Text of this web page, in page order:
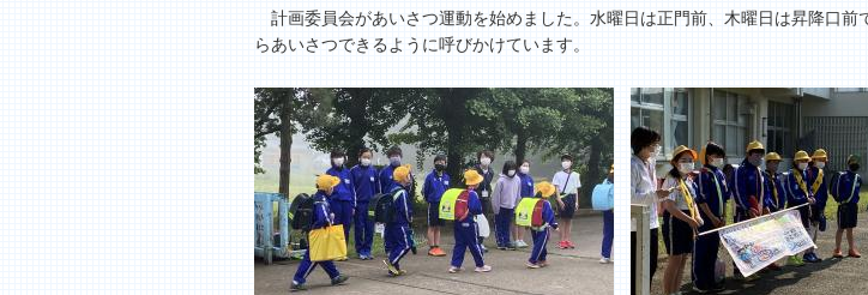
計画委員会があいさつ運動を始めました。水曜日は正門前、木曜日は昇降
らあいさつできるように呼びかけています。